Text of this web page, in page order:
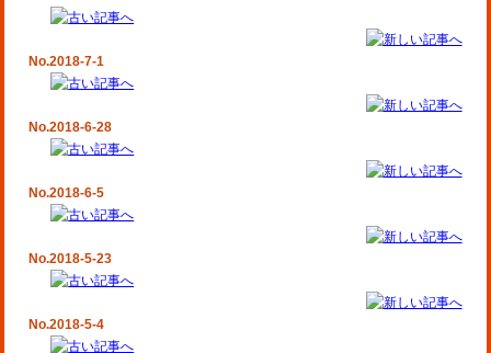
No.2018-7-1
No.2018-6-28
No.2018-6-5
No.2018-5-23
No.2018-5-4